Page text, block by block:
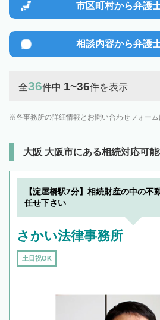
市区町村から弁護
相談内容から弁護
全36件中 1~36件を表示
各事務所の詳細情報とお問い合わせフォー
大阪 大阪市にある相続対応可
【淀屋橋駅7分】相続財産の中の不
任せ下さい
さかい法律事務所
土日祝OK